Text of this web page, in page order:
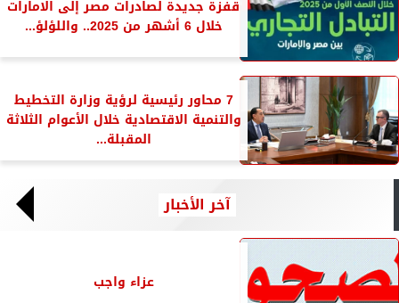
قفزة جديدة لصادرات مصر إلى الامارات
خلال 6 أشهر من 2025.. واللؤلؤ...
7 محاور رئيسية لرؤية وزارة التخطيط
والتنمية الاقتصادية خلال الأعوام الثلاثة
المقبلة...
آخر الأخبار
عزاء واجب